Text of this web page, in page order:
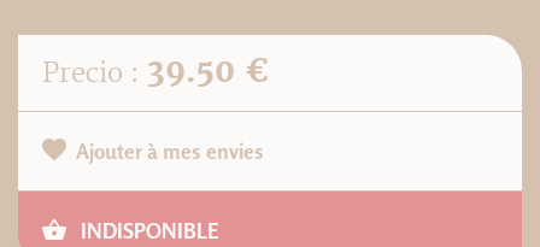
Precio : 39.50 €
Ajouter à mes envies
INDISPONIBLE